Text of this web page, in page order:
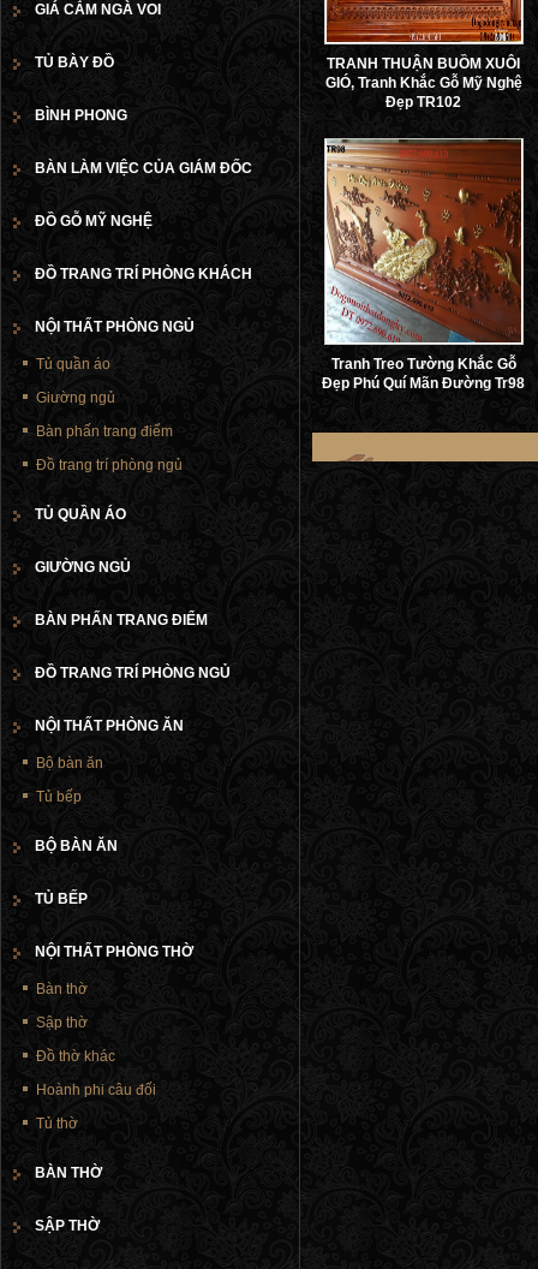
TRANH THUẬN BUỒM XUÔI
GIÓ, Tranh Khắc Gỗ Mỹ Nghệ
Đẹp TR102
Tranh Treo Tường Khắc Gỗ
Đẹp Phú Quí Mãn Đường Tr98
GIÁ CẮM NGÀ VOI
TỦ BÀY ĐỒ
BÌNH PHONG
BÀN LÀM VIỆC CỦA GIÁM ĐỐC
ĐỒ GỖ MỸ NGHỆ
ĐỒ TRANG TRÍ PHÒNG KHÁCH
NỘI THẤT PHÒNG NGỦ
Tủ quần áo
Giường ngủ
Bàn phấn trang điểm
Đồ trang trí phòng ngủ
TỦ QUẦN ÁO
GIƯỜNG NGỦ
BÀN PHẤN TRANG ĐIỂM
ĐỒ TRANG TRÍ PHÒNG NGỦ
NỘI THẤT PHÒNG ĂN
Bộ bàn ăn
Tủ bếp
BỘ BÀN ĂN
TỦ BẾP
NỘI THẤT PHÒNG THỜ
Bàn thờ
Sập thờ
Đồ thờ khác
Hoành phi câu đối
Tủ thờ
BÀN THỜ
SẬP THỜ